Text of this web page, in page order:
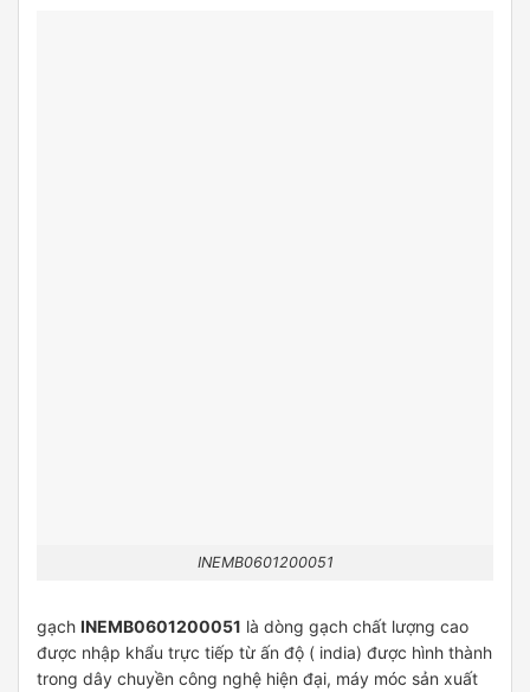
INEMB0601200051
gạch INEMB0601200051 là dòng gạch chất lượng cao
được nhập khẩu trực tiếp từ ấn độ ( india) được hình thành
trong dây chuyền công nghệ hiện đại, máy móc sản xuất